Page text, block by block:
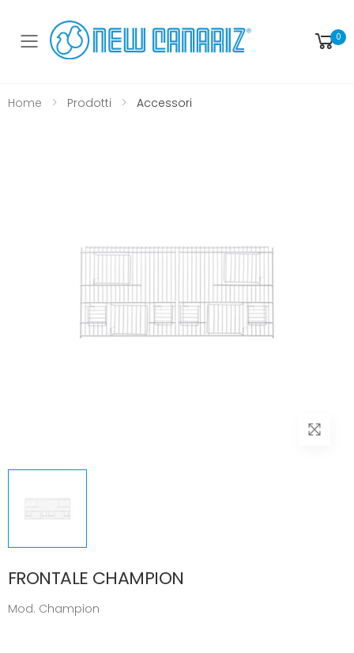
Toggle mobile menu 0
Home Prodotti Accessori
FRONTALE CHAMPION
Mod. Champion